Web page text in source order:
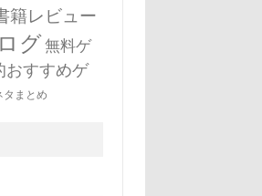
籍レビュー
グ無料ゲ
おすすめゲ
タまとめ